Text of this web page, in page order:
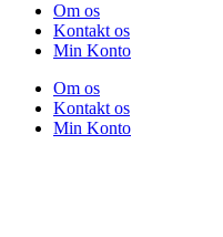
Om os
Kontakt os
Min Konto
Om os
Kontakt os
Min Konto